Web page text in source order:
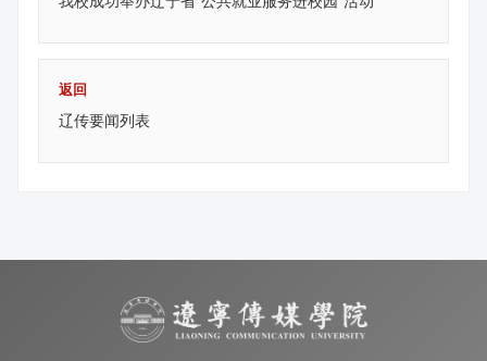
返回
辽传要闻列表